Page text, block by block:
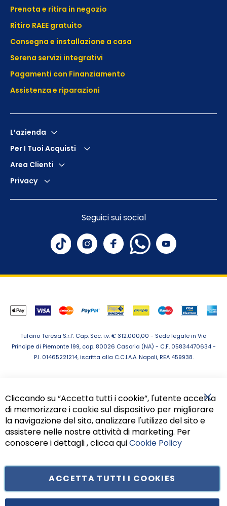
Prenota e ritira in negozio
Ritiro RAEE gratuito
Consegna e installazione a casa
Serena servizi integrativi
Pagamenti con Finanziamento
Assistenza e riparazioni
L’azienda
Per I Tuoi Acquisti
Area Clienti
Privacy
Seguici sui social
Tufano Teresa S.r.l’. Cap. Soc. i.v. € 312.000,00 - Sede legale in Via
Principe di Piemonte 199, cap. 80026 Casoria (NA) - C.F. 05834470634 -
P.I. 01465221214, iscritta alla C.C.I.A.A. Napoli, REA 459938.
Cliccando su “Accetta tutti i cookie”, l'utente accetta
di memorizzare i cookie sul dispositivo per migliorare
la navigazione del sito, analizzare l'utilizzo del sito e
assistere nelle nostre attività di marketing. Per
conoscere i dettagli , clicca quiCookie Policy
ACCETTA TUTTI I COOKIES